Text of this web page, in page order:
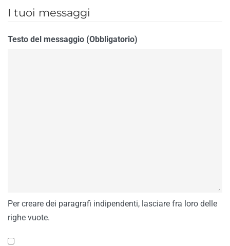
I tuoi messaggi
Testo del messaggio (Obbligatorio)
Per creare dei paragrafi indipendenti, lasciare fra loro delle
righe vuote.